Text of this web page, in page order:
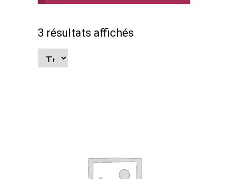
3 résultats affichés